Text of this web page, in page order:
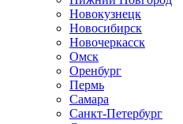
Новокузнецк
Новосибирск
Новочеркаcск
Омск
Оренбург
Пермь
Самара
Санкт-Петербург